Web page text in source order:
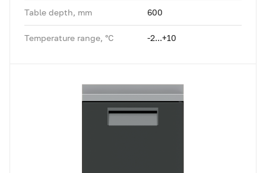
Table depth, mm 600
Temperature range, °C -2...+10